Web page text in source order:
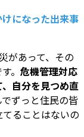
になった出来事
があって、その
。 危機管理対応
自分を見つめ直
ずっと住民の皆
ることはないの